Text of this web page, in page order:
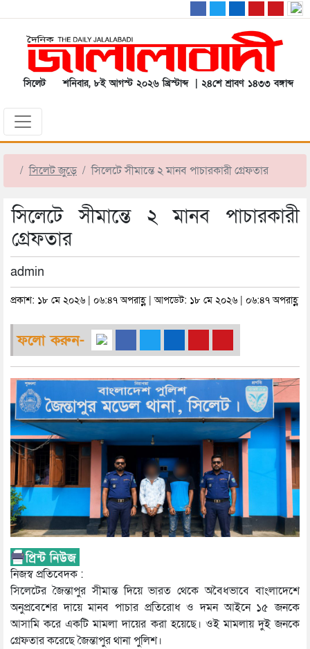
সিলেট শনিবার, ৮ই আগস্ট ২০২৬ খ্রিস্টাব্দ | ২৪শে শ্রাবণ ১৪৩৩ বঙ্গাব্দ
সিলেট জুড়ে সিলেটে সীমান্তে ২ মানব পাচারকারী গ্রেফতার
সিলেটে সীমান্তে ২ মানব পাচারকারী
গ্রেফতার
admin
প্রকাশ: ১৮ মে ২০২৬ | ০৬:৪৭ অপরাহ্ণ | আপডেট: ১৮ মে ২০২৬ | ০৬:৪৭ অপরাহ্ণ
ফলো করুন-
নিজস্ব প্রতিবেদক :
সিলেটের জৈন্তাপুর সীমান্ত দিয়ে ভারত থেকে অবৈধভাবে বাংলাদেশে
অনুপ্রবেশের দায়ে মানব পাচার প্রতিরোধ ও দমন আইনে ১৫ জনকে
আসামি করে একটি মামলা দায়ের করা হয়েছে। ওই মামলায় দুই জনকে
গ্রেফতার করেছে জৈন্তাপুর থানা পুলিশ।